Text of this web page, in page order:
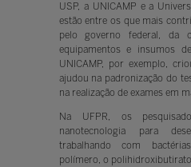
USP, a UNICAMP e a
estão entre os que mais
pelo governo federal, da
equipamentos e insumos
UNICAMP, por exemplo,
ajudou na padronização do
na realização de exames em
Na UFPR, os
nanotecnologia para
trabalhando com
polímero, o